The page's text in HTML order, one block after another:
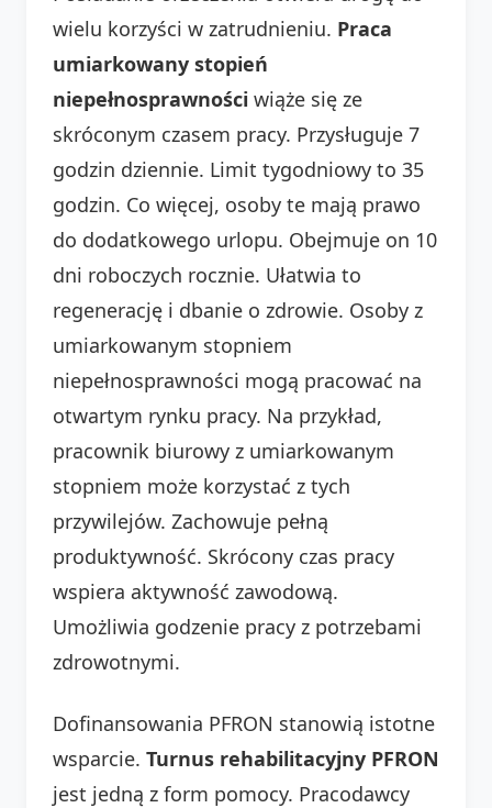
wielu korzyści w zatrudnieniu. Praca
umiarkowany stopień
niepełnosprawności wiąże się ze
skróconym czasem pracy. Przysługuje 7
godzin dziennie. Limit tygodniowy to 35
godzin. Co więcej, osoby te mają prawo
do dodatkowego urlopu. Obejmuje on 10
dni roboczych rocznie. Ułatwia to
regenerację i dbanie o zdrowie. Osoby z
umiarkowanym stopniem
niepełnosprawności mogą pracować na
otwartym rynku pracy. Na przykład,
pracownik biurowy z umiarkowanym
stopniem może korzystać z tych
przywilejów. Zachowuje pełną
produktywność. Skrócony czas pracy
wspiera aktywność zawodową.
Umożliwia godzenie pracy z potrzebami
zdrowotnymi.
Dofinansowania PFRON stanowią istotne
wsparcie. Turnus rehabilitacyjny PFRON
jest jedną z form pomocy. Pracodawcy